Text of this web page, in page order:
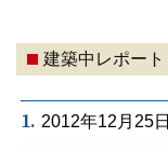
建築中レポート
1. 2012年12月25日